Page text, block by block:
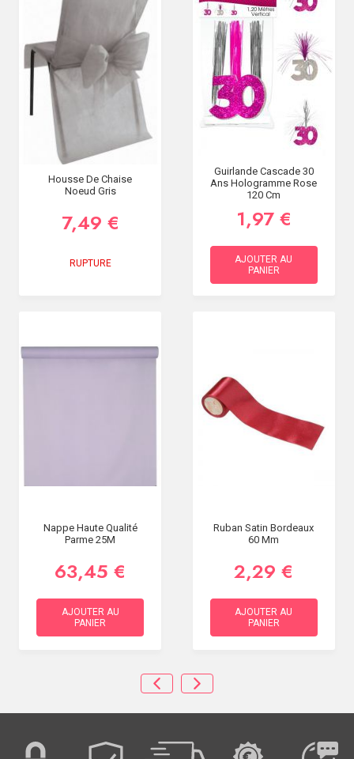
Housse De Chaise
Noeud Gris
7,49 €
RUPTURE
Guirlande Cascade 30
Ans Hologramme Rose
120 Cm
1,97 €
AJOUTER AU
PANIER
Nappe Haute Qualité
Parme 25M
63,45 €
AJOUTER AU
PANIER
Ruban Satin Bordeaux
60 Mm
2,29 €
AJOUTER AU
PANIER